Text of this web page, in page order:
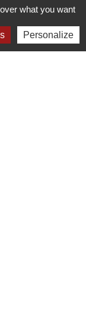
sur cette page
what you want
Personalize